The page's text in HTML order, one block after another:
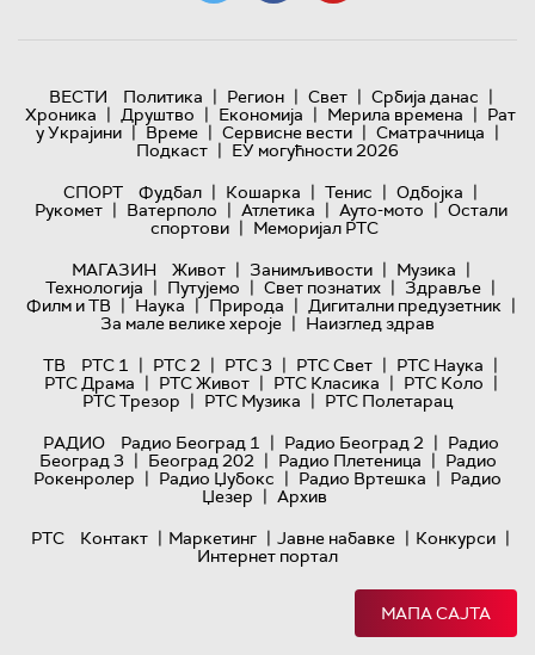
ВЕСТИ Политика | Регион | Свет | Србија данас |
Хроника | Друштво | Економија | Мерила времена | Рат
у Украјини | Време | Сервисне вести | Сматрачница |
Подкаст | ЕУ могућности 2026
СПОРТ
Фудбал | Кошарка | Тенис | Одбојка |
Рукомет | Ватерполо | Атлетика | Ауто-мото | Остали
спортови | Меморијал РТС
МАГАЗИН
Живот | Занимљивости | Музика |
Технологијa | Путујемо | Свет познатих | Здравље |
Филм и ТВ | Наука | Природа | Дигитални предузетник |
За мале велике хероје | Наизглед здрав
ТВ
РТС 1 | РТС 2 | РТС 3 | РТС Свет | РТС Наука |
РТС Драма | РТС Живот | РТС Класика | РТС Коло |
РТС Трезор | РТС Музика | РТС Полетарац
РАДИО
Радио Београд 1 | Радио Београд 2 | Радио
Београд 3 | Београд 202 | Радио Плетеница | Радио
Рокенролер | Радио Џубокс | Радио Вртешка | Радио
Џезер | Архив
РТС
Контакт | Маркетинг | Јавне набавке | Конкурси |
Интернет портал
МАПА САЈТА